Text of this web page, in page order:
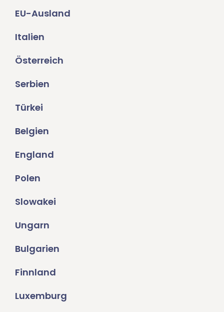
EU-Ausland
Italien
Österreich
Serbien
Türkei
Belgien
England
Polen
Slowakei
Ungarn
Bulgarien
Finnland
Luxemburg